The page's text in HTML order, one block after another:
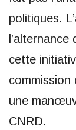
politiques.
cette
commission
une
CNRD.